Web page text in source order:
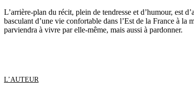
L’arrière-plan du récit, plein de tendresse et d’humour, est
basculant d’une vie confortable dans l’Est de la France à
parviendra à vivre par elle-même, mais aussi à pardonner.
L’AUTEUR